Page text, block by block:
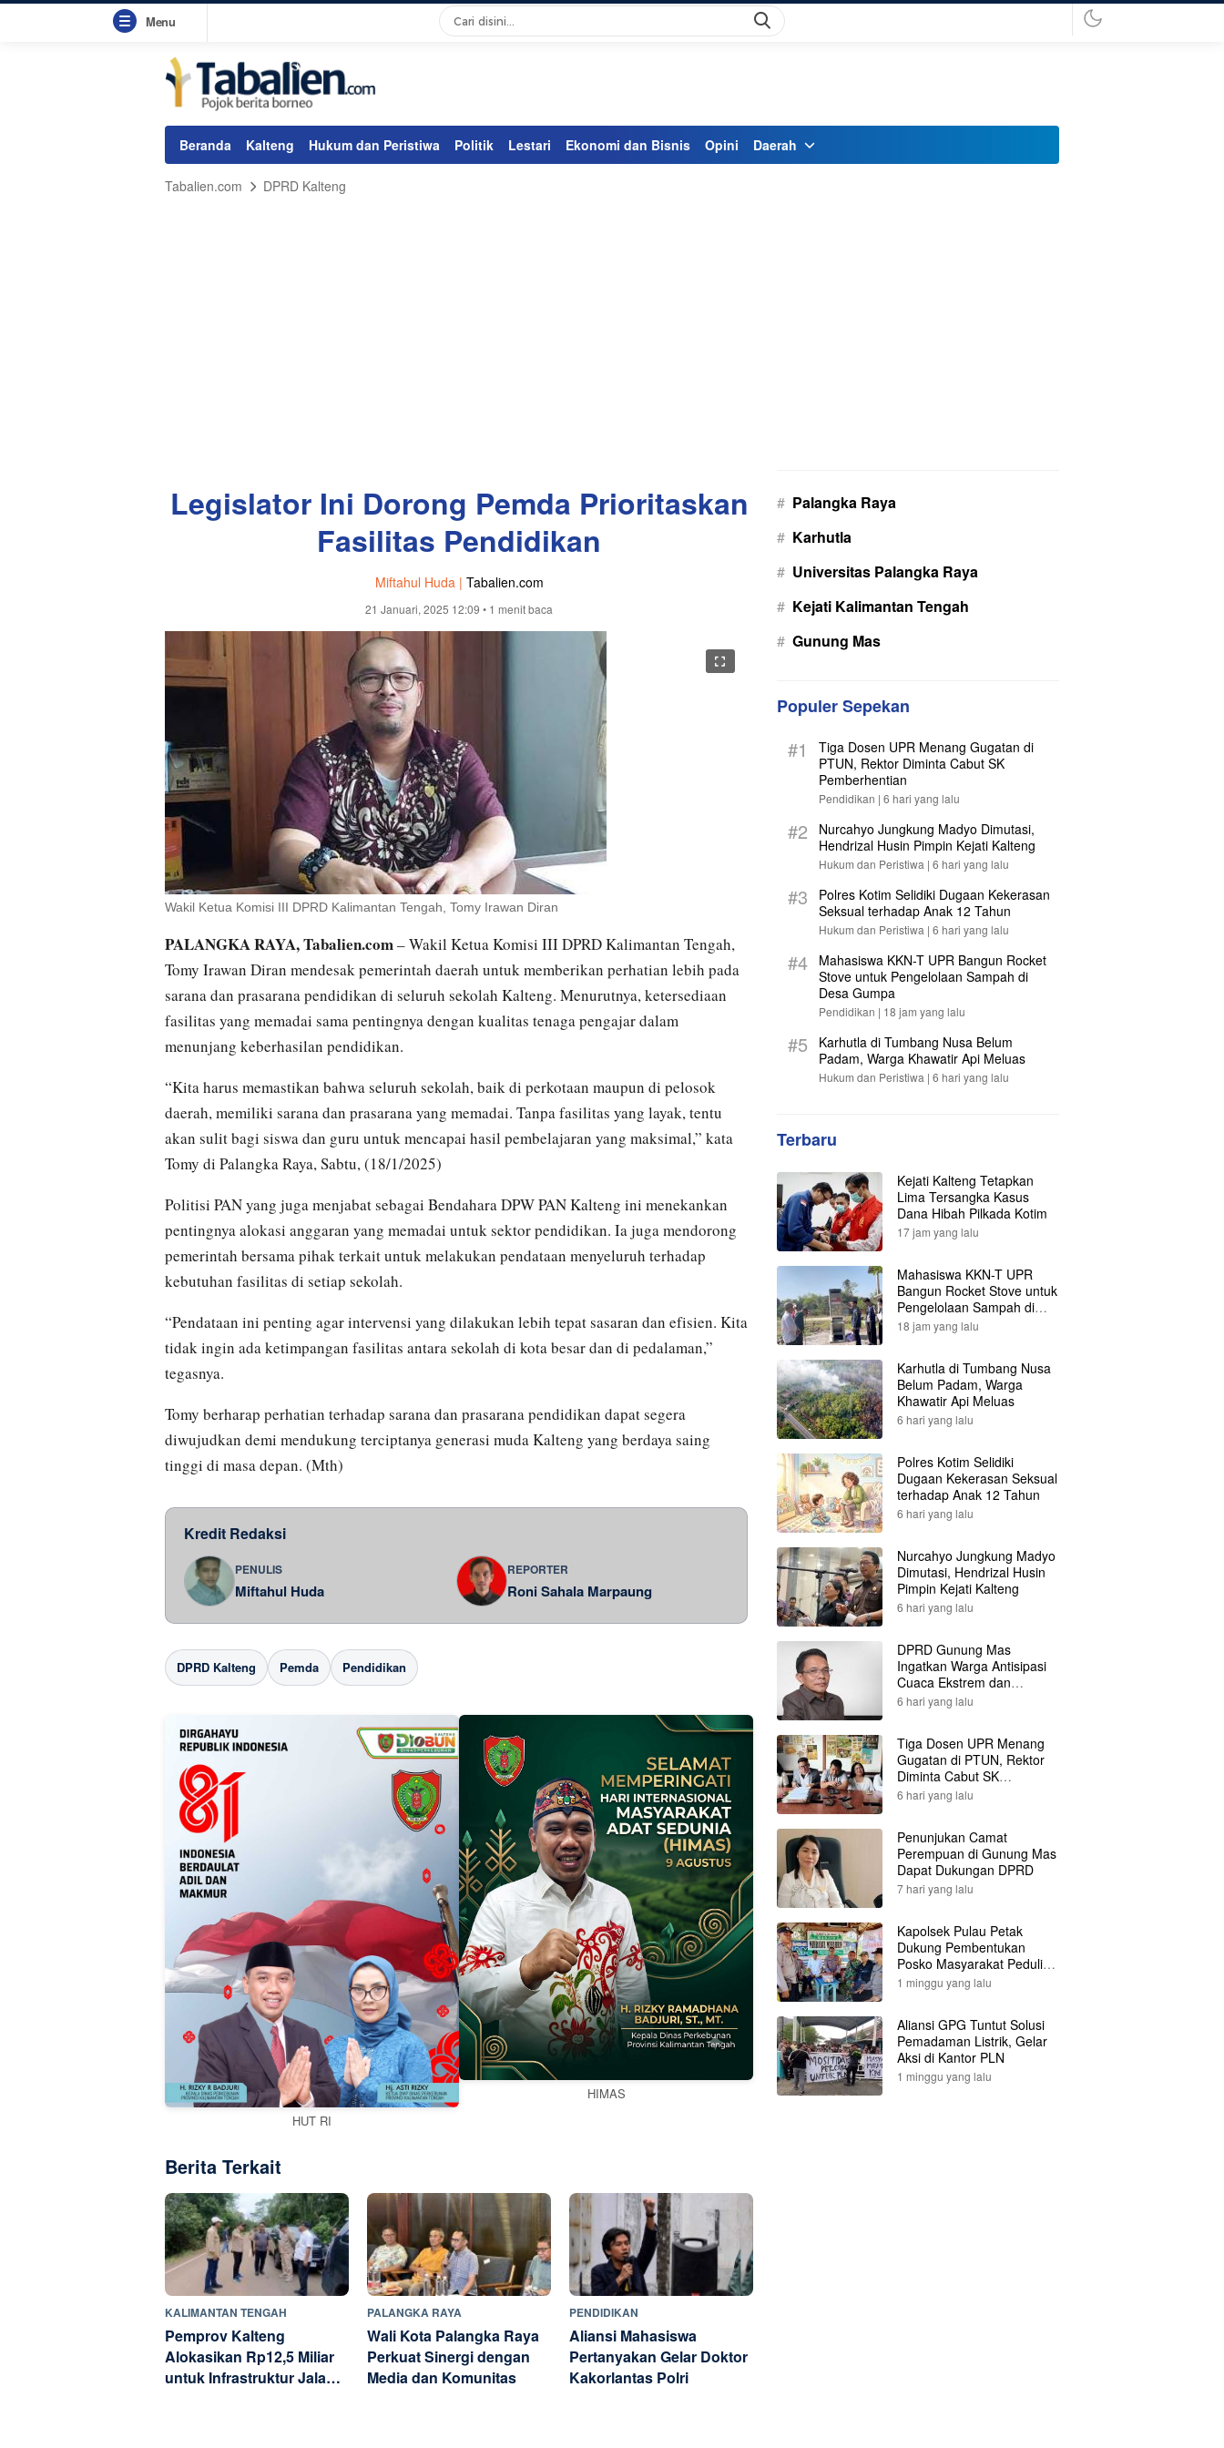
Menu
Beranda Kalteng Hukum dan Peristiwa Politik Lestari Ekonomi dan Bisnis Opini Daerah
Tabalien.com DPRD Kalteng
Legislator Ini Dorong Pemda Prioritaskan
Fasilitas Pendidikan
Miftahul Huda | Tabalien.com
21 Januari, 2025 12:09 • 1 menit baca
Wakil Ketua Komisi III DPRD Kalimantan Tengah, Tomy Irawan Diran
PALANGKA RAYA, Tabalien.com– Wakil Ketua Komisi III DPRD Kalimantan Tengah,
Tomy Irawan Diran mendesak pemerintah daerah untuk memberikan perhatian lebih pada
sarana dan prasarana pendidikan di seluruh sekolah Kalteng. Menurutnya, ketersediaan
fasilitas yang memadai sama pentingnya dengan kualitas tenaga pengajar dalam
menunjang keberhasilan pendidikan.
“Kita harus memastikan bahwa seluruh sekolah, baik di perkotaan maupun di pelosok
daerah, memiliki sarana dan prasarana yang memadai. Tanpa fasilitas yang layak, tentu
akan sulit bagi siswa dan guru untuk mencapai hasil pembelajaran yang maksimal,” kata
Tomy di Palangka Raya, Sabtu, (18/1/2025)
Politisi PAN yang juga menjabat sebagai Bendahara DPW PAN Kalteng ini menekankan
pentingnya alokasi anggaran yang memadai untuk sektor pendidikan. Ia juga mendorong
pemerintah bersama pihak terkait untuk melakukan pendataan menyeluruh terhadap
kebutuhan fasilitas di setiap sekolah.
“Pendataan ini penting agar intervensi yang dilakukan lebih tepat sasaran dan efisien. Kita
tidak ingin ada ketimpangan fasilitas antara sekolah di kota besar dan di pedalaman,”
tegasnya.
Tomy berharap perhatian terhadap sarana dan prasarana pendidikan dapat segera
diwujudkan demi mendukung terciptanya generasi muda Kalteng yang berdaya saing
tinggi di masa depan. (Mth)
Kredit Redaksi
PENULIS
Miftahul Huda
REPORTER
Roni Sahala Marpaung
DPRD Kalteng Pemda Pendidikan
HUT RI
HIMAS
Berita Terkait
KALIMANTAN TENGAH
Pemprov Kalteng
Alokasikan Rp12,5 Miliar
untuk Infrastruktur Jalan
PALANGKA RAYA
Wali Kota Palangka Raya
Perkuat Sinergi dengan
Media dan Komunitas
PENDIDIKAN
Aliansi Mahasiswa
Pertanyakan Gelar Doktor
Kakorlantas Polri
# Palangka Raya
# Karhutla
# Universitas Palangka Raya
# Kejati Kalimantan Tengah
# Gunung Mas
Populer Sepekan
#1
Tiga Dosen UPR Menang Gugatan di
PTUN, Rektor Diminta Cabut SK
Pemberhentian
Pendidikan | 6 hari yang lalu
#2
Nurcahyo Jungkung Madyo Dimutasi,
Hendrizal Husin Pimpin Kejati Kalteng
Hukum dan Peristiwa | 6 hari yang lalu
#3
Polres Kotim Selidiki Dugaan Kekerasan
Seksual terhadap Anak 12 Tahun
Hukum dan Peristiwa | 6 hari yang lalu
#4
Mahasiswa KKN-T UPR Bangun Rocket
Stove untuk Pengelolaan Sampah di
Desa Gumpa
Pendidikan | 18 jam yang lalu
#5
Karhutla di Tumbang Nusa Belum
Padam, Warga Khawatir Api Meluas
Hukum dan Peristiwa | 6 hari yang lalu
Terbaru
Kejati Kalteng Tetapkan
Lima Tersangka Kasus
Dana Hibah Pilkada Kotim
17 jam yang lalu
Mahasiswa KKN-T UPR
Bangun Rocket Stove untuk
Pengelolaan Sampah di
Desa Gumpa
18 jam yang lalu
Karhutla di Tumbang Nusa
Belum Padam, Warga
Khawatir Api Meluas
6 hari yang lalu
Polres Kotim Selidiki
Dugaan Kekerasan Seksual
terhadap Anak 12 Tahun
6 hari yang lalu
Nurcahyo Jungkung Madyo
Dimutasi, Hendrizal Husin
Pimpin Kejati Kalteng
6 hari yang lalu
DPRD Gunung Mas
Ingatkan Warga Antisipasi
Cuaca Ekstrem dan
Karhutla
6 hari yang lalu
Tiga Dosen UPR Menang
Gugatan di PTUN, Rektor
Diminta Cabut SK
Pemberhentian
6 hari yang lalu
Penunjukan Camat
Perempuan di Gunung Mas
Dapat Dukungan DPRD
7 hari yang lalu
Kapolsek Pulau Petak
Dukung Pembentukan
Posko Masyarakat Peduli
Api
1 minggu yang lalu
Aliansi GPG Tuntut Solusi
Pemadaman Listrik, Gelar
Aksi di Kantor PLN
1 minggu yang lalu